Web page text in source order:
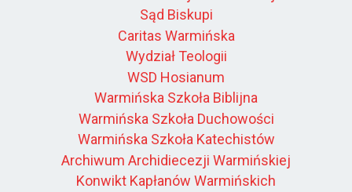
Sąd Biskupi
Caritas Warmińska
Wydział Teologii
WSD Hosianum
Warmińska Szkoła Biblijna
Warmińska Szkoła Duchowości
Warmińska Szkoła Katechistów
Archiwum Archidiecezji Warmińskiej
Konwikt Kapłanów Warmińskich